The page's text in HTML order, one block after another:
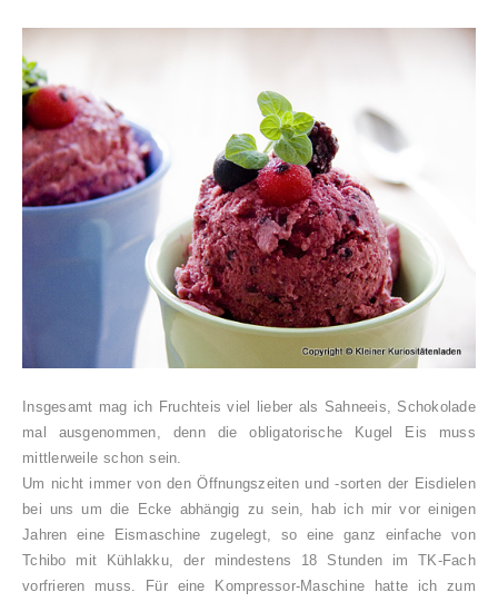
Insgesamt mag ich Fruchteis viel lieber als Sahneeis, Schokolade
mal ausgenommen, denn die obligatorische Kugel Eis muss
mittlerweile schon sein.
Um nicht immer von den Öffnungszeiten und -sorten der Eisdielen
bei uns um die Ecke abhängig zu sein, hab ich mir vor einigen
Jahren eine Eismaschine zugelegt, so eine ganz einfache von
Tchibo mit Kühlakku, der mindestens 18 Stunden im TK-Fach
vorfrieren muss. Für eine Kompressor-Maschine hatte ich zum